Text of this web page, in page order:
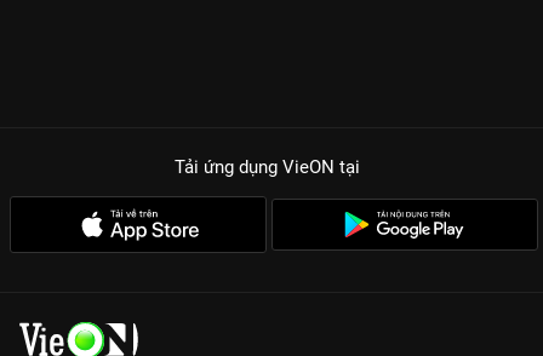
Tải ứng dụng VieON tại